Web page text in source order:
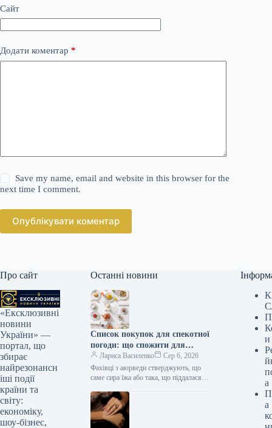
Сайт
Додати коментар *
Save my name, email and website in this browser for the
next time I comment.
Опублікувати коментар
Про сайт
«Ексклюзивні
новини
України» —
портал, що
збирає
найрезонансн
іші події
країни та
світу:
економіку,
шоу-бізнес,
Останні новини
Список покупок для спекотної
погоди: що спожити для
охолодження та підтримки
тіла
Лариса Василенко
Сер 6, 2026
Фахівці з аюрведи стверджують, що
саме сира їжа або така, що піддалася
охолоджуючий ефект на організм У…
и
а
а